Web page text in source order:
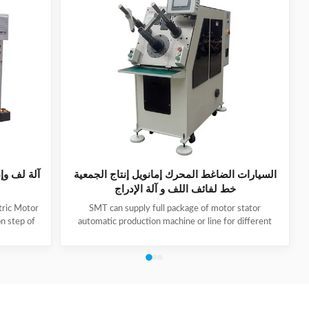
السيارات الضاغط المحرك إمانويل إنتاج الجمعية
خط لفائف اللف و آلة الإدراج
SMT can supply full package of motor stator
automatic production machine or line for different
production line including paper inserting machine, coil
Motor
step of